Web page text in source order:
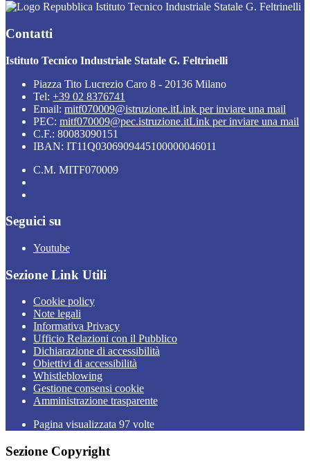
Istituto Tecnico Industriale Statale G. Feltrinelli
Contatti
Istituto Tecnico Industriale Statale G. Feltrinelli
Piazza Tito Lucrezio Caro 8 - 20136 Milano
Tel: +39 02 8376741
Email: mitf070009@istruzione.itLink per inviare una mail
PEC: mitf070009@pec.istruzione.itLink per inviare una mail
C.F.: 80083090151
IBAN: IT11Q0306909445100000046011
C.M. MITF070009
Seguici su
Youtube
Sezione Link Utili
Cookie policy
Note legali
Informativa Privacy
Ufficio Relazioni con il Pubblico
Dichiarazione di accessibilità
Obiettivi di accessibilità
Whistleblowing
Gestione consensi cookie
Amministrazione trasparente
Pagina visualizzata 97 volte
Sezione Copyright